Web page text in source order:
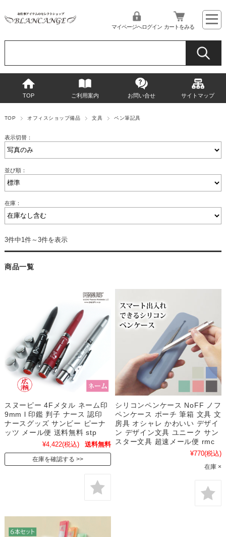
マイページへログイン カートをみる
TOP ご利用案内 お問い合せ サイトマップ
TOP オフィスショップ備品 文具 ペン筆記具
表示切替：
並び順：
在庫：
3件中1件～3件を表示
商品一覧
スヌーピー 4Fメタル ネーム印
9mm l 印鑑 判子 ナース 認印
ナースグッズ サンビー ピーナ
ッツ メール便 送料無料 stp
¥4,422(税込) 送料無料
在庫を確認する
シリコンペンケース NoFF ノフ
ペンケース ポーチ 筆箱 文具 文
房具 オシャレ かわいい デザイ
ン デザイン文具 ユニーク サン
スター文具 超速メール便 rmc
¥770(税込)
在庫 ×